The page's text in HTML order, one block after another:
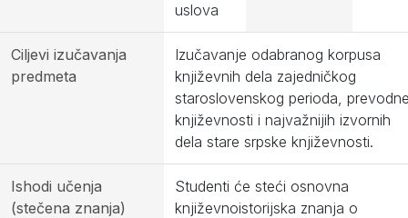
uslova
Ciljevi izučavanja
predmeta
Izučavanje odabranog korpusa
književnih dela zajedničkog
staroslovenskog perioda,
književnosti i najvažnijih izvornih
dela stare srpske književnosti.
Ishodi učenja
(stečena znanja)
Studenti će steći osnovna
književnoistorijska znanja o